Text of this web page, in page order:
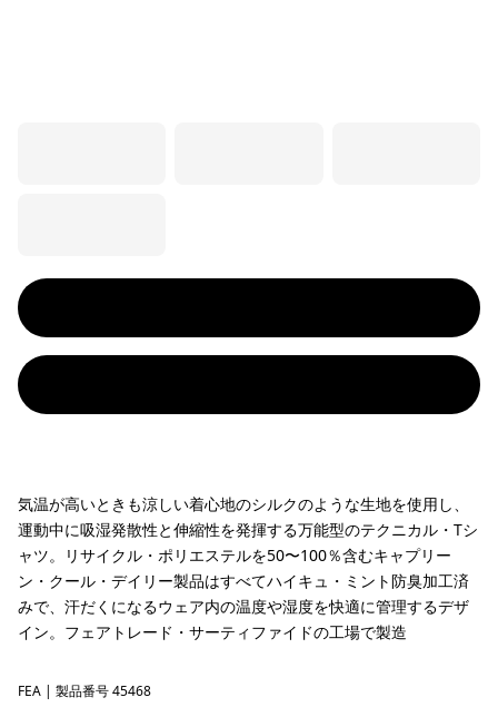
気温が高いときも涼しい着心地のシルクのような生地を使用し、
運動中に吸湿発散性と伸縮性を発揮する万能型のテクニカル・Tシ
ャツ。リサイクル・ポリエステルを50〜100％含むキャプリー
ン・クール・デイリー製品はすべてハイキュ・ミント防臭加工済
みで、汗だくになるウェア内の温度や湿度を快適に管理するデザ
イン。フェアトレード・サーティファイドの工場で製造
Feather Grey
FEA | 製品番号 45468